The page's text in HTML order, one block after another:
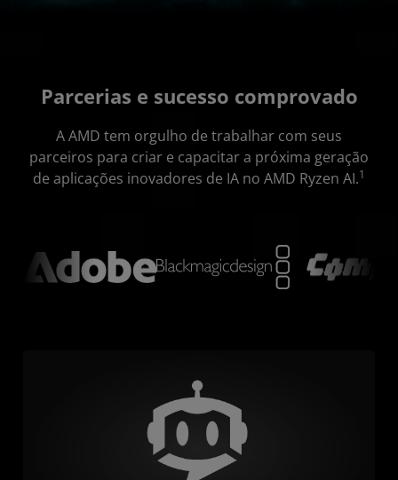
Parcerias e sucesso comprovado
A AMD tem orgulho de trabalhar com seus
parceiros para criar e capacitar a próxima geração
de aplicações inovadores de IA no AMD Ryzen AI.1